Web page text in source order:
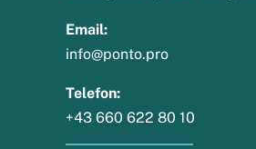
Email:
info@ponto.pro
Telefon:
+43 660 622 80 10